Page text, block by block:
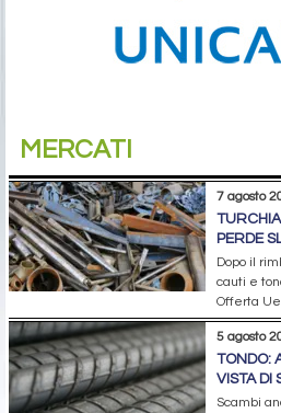
MERCATI
7 agosto
PERDE
Dopo il
cauti e
Offerta
5 agosto
TONDO:
VISTA DI
Scambi